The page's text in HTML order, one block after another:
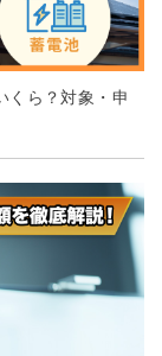
くら？対象・申